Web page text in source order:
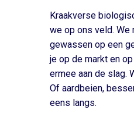
Kraakverse
we op ons veld. We
gewassen op een
je op de markt en
ermee aan de slag.
Of aardbeien,
eens langs.